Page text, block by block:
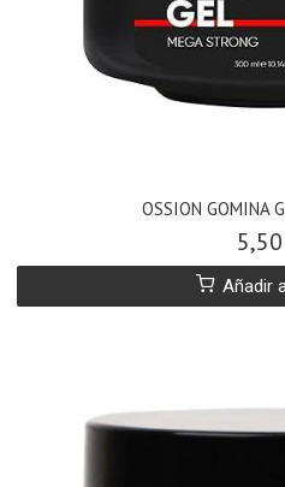
OSSION GOMINA
Añadir